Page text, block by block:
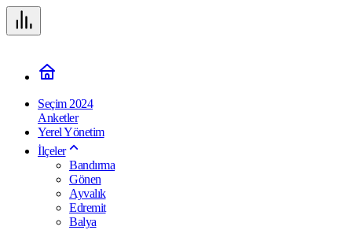
Seçim 2024
Anketler
Yerel Yönetim
İlçeler
Bandırma
Gönen
Ayvalık
Edremit
Balya